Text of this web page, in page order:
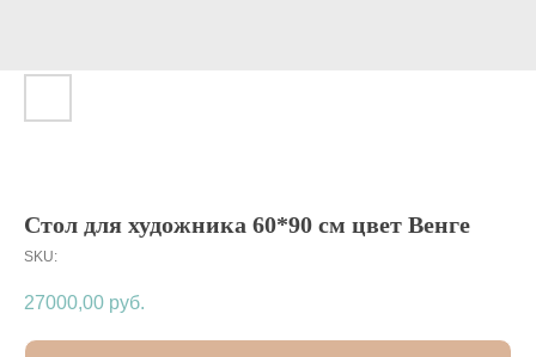
Стол для художника 60*90 см цвет Венге
SKU:
27000,00 руб.